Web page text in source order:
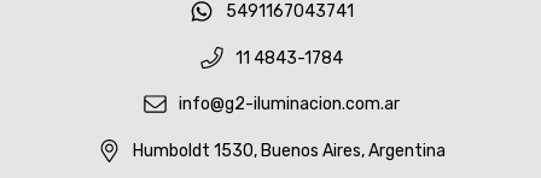
5491167043741
11 4843-1784
info@g2-iluminacion.com.ar
Humboldt 1530, Buenos Aires, Argentina